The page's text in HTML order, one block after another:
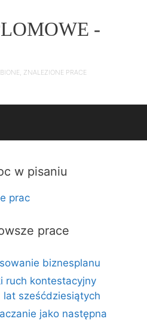
-
ZNALEZIONE PRACE
w pisaniu
prac
prace
biznesplanu
ruch kontestacyjny
lat sześćdziesiątych
jako następna